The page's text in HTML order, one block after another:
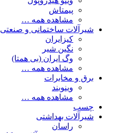
پیمتاش
مشاهده همه …
شیرآلات ساختمانی و صنعتی
کیزایران
نگین شیر
وگ ایران (بی همتا)
مشاهده همه …
برق و مخابرات
وینوبند
مشاهده همه …
چسب
شیرآلات بهداشتی
راسان